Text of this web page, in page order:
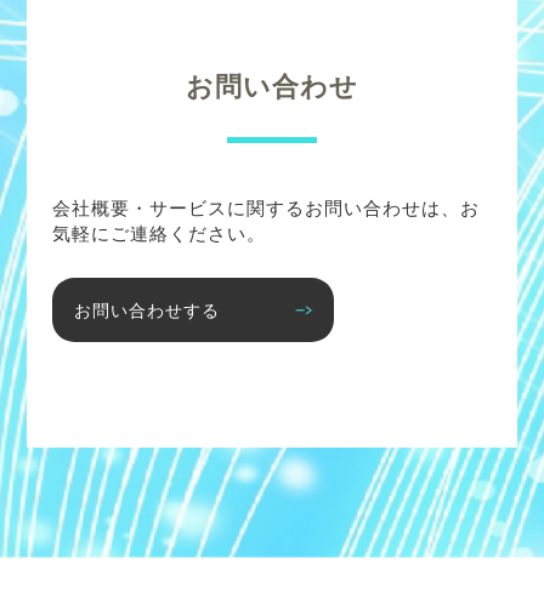
お問い合わせ
会社概要・サービスに関するお問い合わせは、お
気軽にご連絡ください。
お問い合わせする